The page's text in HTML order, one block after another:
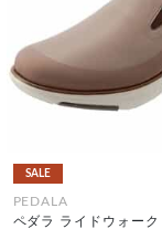
SALE
PEDALA
ペダラ ライドウォーク